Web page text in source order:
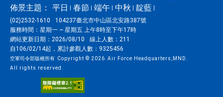
佈景主題： 平日 春節 端午 中秋 靛藍
(02)2532-1610
104237臺北市中山區北安路387號
服務時間： 星期一 ~ 星期五 上午8時至下午17時
網站更新日期： 2026/08/10 線上人數： 211
自106/02/14起， 累計參觀人數： 9325456
空軍司令部版權所有 Copyright © 2026 Air Force Headquarters,MND.
All rights reserved.